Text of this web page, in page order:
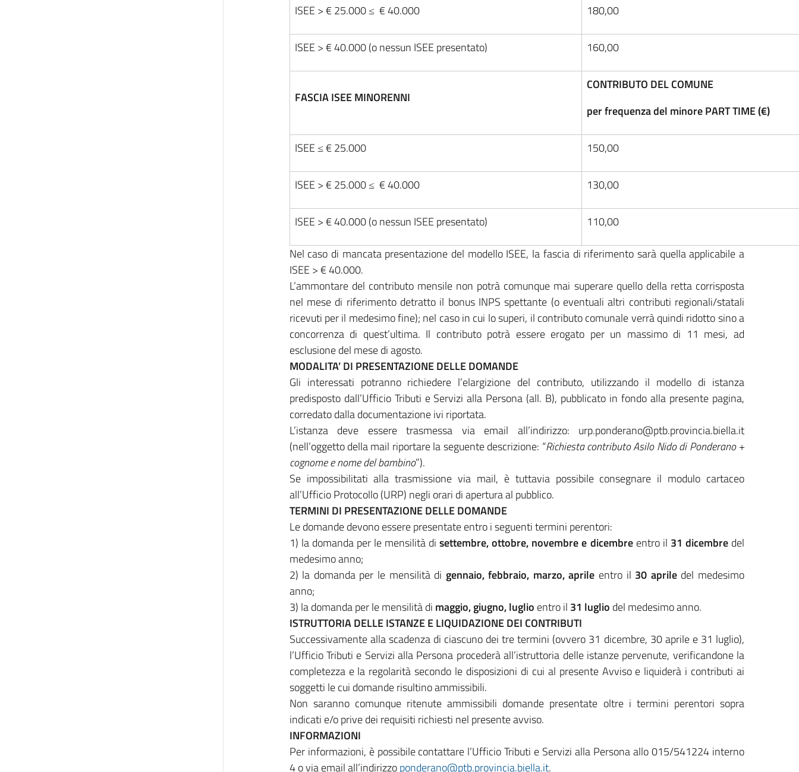
ISEE > € 25.000 ≤ € 40.000 180,00
ISEE > € 40.000 (o nessun ISEE presentato) 160,00
FASCIA ISEE MINORENNI
CONTRIBUTO DEL COMUNE
per frequenza del minore PART TIME (€)
ISEE ≤ € 25.000 150,00
ISEE > € 25.000 ≤ € 40.000 130,00
ISEE > € 40.000 (o nessun ISEE presentato)
110,00
Nel caso di mancata presentazione del modello ISEE, la fascia di riferimento sarà quella applicabile a
ISEE > € 40.000.
L’ammontare del contributo mensile non potrà comunque mai superare quello della retta corrisposta
nel mese di riferimento detratto il bonus INPS spettante (o eventuali altri contributi regionali/statali
ricevuti per il medesimo fine); nel caso in cui lo superi, il contributo comunale verrà quindi ridotto sino a
concorrenza di quest’ultima. Il contributo potrà essere erogato per un massimo di 11 mesi, ad
esclusione del mese di agosto.
MODALITA’ DI PRESENTAZIONE DELLE DOMANDE
Gli interessati potranno richiedere l’elargizione del contributo, utilizzando il modello di istanza
predisposto dall’Ufficio Tributi e Servizi alla Persona (all. B), pubblicato in fondo alla presente pagina,
corredato dalla documentazione ivi riportata.
L’istanza deve essere trasmessa via email all’indirizzo: urp.ponderano@ptb.provincia.biella.it
(nell’oggetto della mail riportare la seguente descrizione: “Richiesta contributo Asilo Nido di Ponderano +
cognome e nome del bambino”).
Se impossibilitati alla trasmissione via mail, è tuttavia possibile consegnare il modulo cartaceo
all’Ufficio Protocollo (URP) negli orari di apertura al pubblico.
TERMINI DI PRESENTAZIONE DELLE DOMANDE
Le domande devono essere presentate entro i seguenti termini perentori:
1) la domanda per le mensilità disettembre, ottobre, novembre e dicembreentro il 31 dicembredel
medesimo anno;
2) la domanda per le mensilità di gennaio, febbraio, marzo, aprile entro il 30 apriledel medesimo
anno;
3) la domanda per le mensilità di maggio, giugno, luglio entro il 31 luglio del medesimo anno.
ISTRUTTORIA DELLE ISTANZE E LIQUIDAZIONE DEI CONTRIBUTI
Successivamente alla scadenza di ciascuno dei tre termini (ovvero 31 dicembre, 30 aprile e 31 luglio),
l’Ufficio Tributi e Servizi alla Persona procederà all’istruttoria delle istanze pervenute, verificandone la
completezza e la regolarità secondo le disposizioni di cui al presente Avviso e liquiderà i contributi ai
soggetti le cui domande risultino ammissibili.
Non saranno comunque ritenute ammissibili domande presentate oltre i termini perentori sopra
indicati e/o prive dei requisiti richiesti nel presente avviso.
INFORMAZIONI
Per informazioni, è possibile contattare l’Ufficio Tributi e Servizi alla Persona allo 015/541224 interno
4 o via email all’indirizzoponderano@ptb.provincia.biella.it.